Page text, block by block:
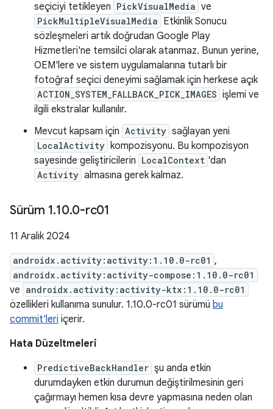
seçiciyi tetikleyen PickVisualMedia ve
PickMultipleVisualMedia Etkinlik Sonucu
sözleşmeleri artık doğrudan Google Play
Hizmetleri'ne temsilci olarak atanmaz. Bunun yerine,
OEM'lere ve sistem uygulamalarına tutarlı bir
fotoğraf seçici deneyimi sağlamak için herkese açık
ACTION_SYSTEM_FALLBACK_PICK_IMAGES işlemi ve
ilgili ekstralar kullanılır.
Mevcut kapsam için Activity sağlayan yeni
LocalActivity kompozisyonu. Bu kompozisyon
sayesinde geliştiricilerin LocalContext 'dan
Activity almasına gerek kalmaz.
Sürüm 1.10.0-rc01
11 Aralık 2024
androidx.activity:activity:1.10.0-rc01 ,
androidx.activity:activity-compose:1.10.0-rc01
ve androidx.activity:activity-ktx:1.10.0-rc01
özellikleri kullanıma sunulur. 1.10.0-rc01 sürümü bu
commit'leri içerir.
Hata Düzeltmeleri
PredictiveBackHandler şu anda etkin
durumdayken etkin durumun değiştirilmesinin geri
çağırmayı hemen kısa devre yapmasına neden olan